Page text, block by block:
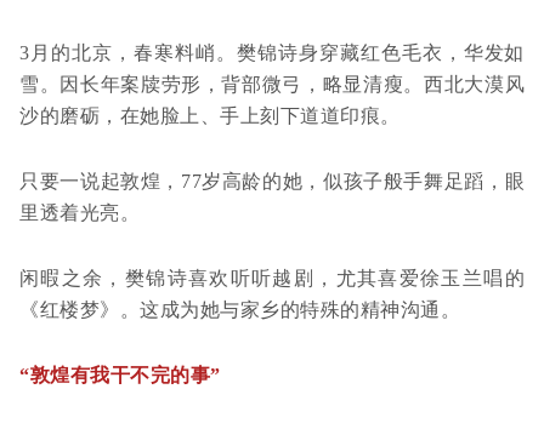
3月的北京，春寒料峭。樊锦诗身穿藏红色毛衣，华发如
雪。因长年案牍劳形，背部微弓，略显清瘦。西北大漠风
沙的磨砺，在她脸上、手上刻下道道印痕。
只要一说起敦煌，77岁高龄的她，似孩子般手舞足蹈，眼
里透着光亮。
闲暇之余，樊锦诗喜欢听听越剧，尤其喜爱徐玉兰唱的
《红楼梦》。这成为她与家乡的特殊的精神沟通。
“敦煌有我干不完的事”